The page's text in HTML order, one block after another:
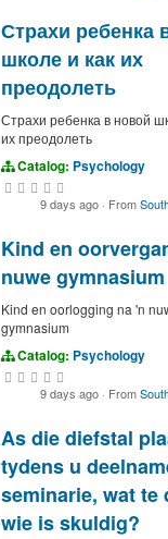
Страхи ребенка
школе и как их
преодолеть
Страхи ребенка в новой
их преодолеть
Catalog: Psychology
9 days ago · From
Kind en
nuwe gymnasium
Kind en oorlogging na 'n
gymnasium
Catalog: Psychology
9 days ago · From
As die diefstal
tydens u
seminarie, wat te
wie is skuldig?